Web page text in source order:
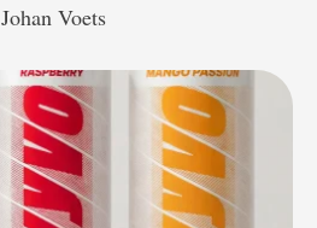
Johan Voets